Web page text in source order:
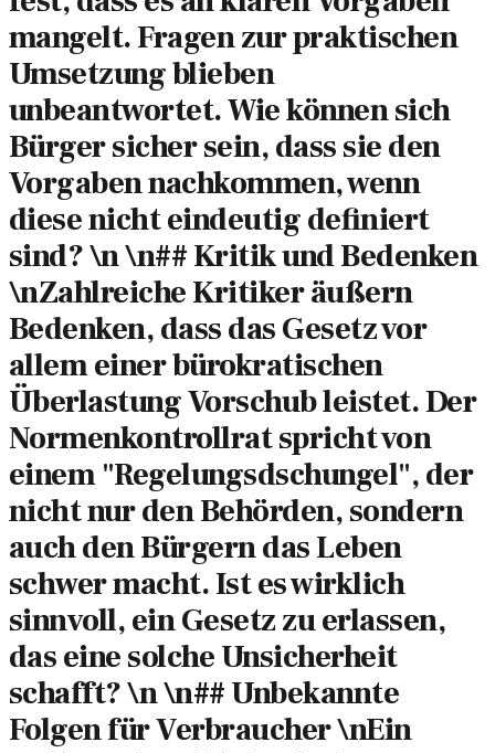
mangelt. Fragen zur praktischen
Umsetzung blieben
unbeantwortet. Wie können sich
Bürger sicher sein, dass sie den
Vorgaben nachkommen, wenn
diese nicht eindeutig definiert
sind? \n \n## Kritik und Bedenken
\nZahlreiche Kritiker äußern
Bedenken, dass das Gesetz vor
allem einer bürokratischen
Überlastung Vorschub leistet. Der
Normenkontrollrat spricht von
einem "Regelungsdschungel", der
nicht nur den Behörden, sondern
auch den Bürgern das Leben
schwer macht. Ist es wirklich
sinnvoll, ein Gesetz zu erlassen,
das eine solche Unsicherheit
schafft? \n \n## Unbekannte
Folgen für Verbraucher \nEin